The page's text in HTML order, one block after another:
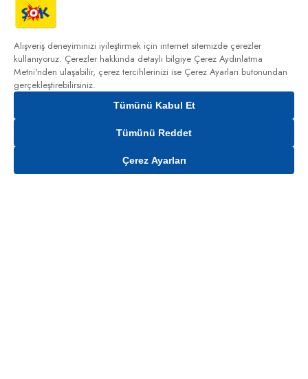
Gelince Haber Ver
Alışveriş deneyiminizi iyileştirmek için internet sitemizde çerezler
kullanıyoruz. Çerezler hakkında detaylı bilgiye Çerez Aydınlatma
Metni'nden ulaşabilir, çerez tercihlerinizi ise Çerez Ayarları butonundan
gerçekleştirebilirsiniz.
Tümünü Kabul Et
Tümünü Reddet
Çerez Ayarları